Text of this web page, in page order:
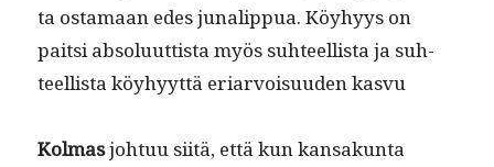
ta osta­maan edes junalip­pua. Köy­hyys on
pait­si absolu­ut­tista myös suh­teel­lista ja suh­
teel­lista köy­hyyt­tä eri­ar­voisu­u­den kasvu
Kol­masjohtuu siitä, että kun kansakun­ta